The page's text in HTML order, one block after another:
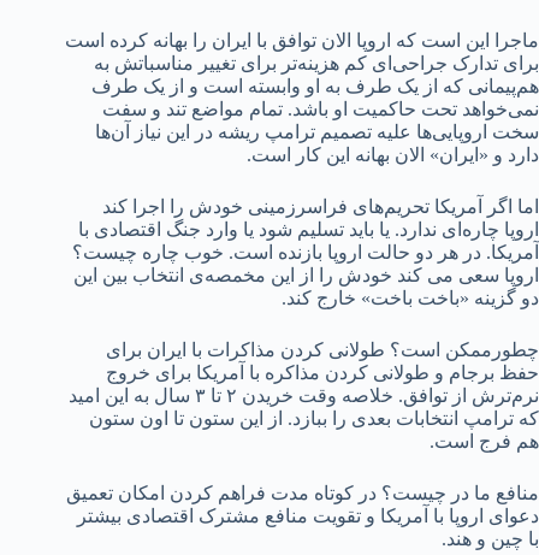
ماجرا این است که اروپا الان توافق با ایران را بهانه کرده است
برای تدارک جراحی‌ای کم هزینه‌تر برای تغییر مناسباتش به
هم‌پیمانی که از یک طرف به او وابسته است و از یک طرف
نمی‌خواهد تحت حاکمیت او باشد. تمام مواضع تند و سفت
سخت اروپایی‌ها علیه تصمیم ترامپ ریشه در این نیاز آن‌ها
دارد و «ایران» الان بهانه این کار است.
اما اگر آمریکا تحریم‌های فراسرزمینی خودش را اجرا کند
اروپا چاره‌ای ندارد. یا باید تسلیم شود یا وارد جنگ اقتصادی با
آمریکا. در هر دو حالت اروپا بازنده است. خوب چاره چیست؟
اروپا سعی می کند خودش را از این مخمصه‌ی انتخاب بین این
دو گزینه «باخت باخت» خارج کند.
چطورممکن است؟ طولانی کردن مذاکرات با ایران برای
حفظ برجام و طولانی کردن مذاکره با آمریکا برای خروج
نرم‌ترش از توافق. خلاصه وقت خریدن ۲ تا ۳ سال به این امید
که ترامپ انتخابات بعدی را ببازد. از این ستون تا اون ستون
هم فرج است.
منافع ما در چیست؟ در کوتاه مدت فراهم کردن امکان تعمیق
دعوای اروپا با آمریکا و تقویت منافع مشترک اقتصادی بیشتر
با چین و هند.